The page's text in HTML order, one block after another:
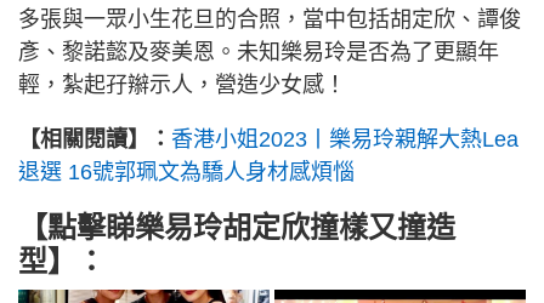
多張與一眾小生花旦的合照，當中包括胡定欣、譚俊
彥、黎諾懿及麥美恩。未知樂易玲是否為了更顯年
輕，紮起孖辮示人，營造少女感！
【相關閱讀】： 香港小姐2023丨樂易玲親解大熱Lea
退選 16號郭珮文為驕人身材感煩惱
【點擊睇樂易玲胡定欣撞樣又撞造
型】：